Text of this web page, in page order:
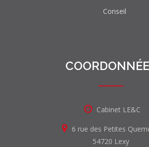
Conseil
Cabinet LE&C
6 rue des Petites
54720 Lexy